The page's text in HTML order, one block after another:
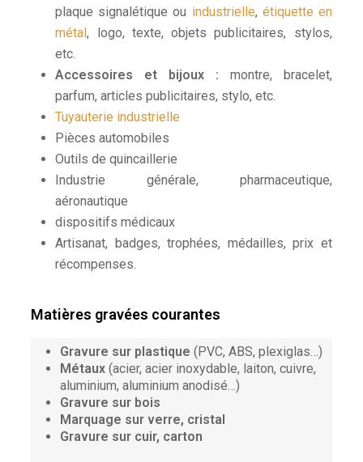
plaque signalétique ou industrielle, étiquette en
métal, logo, texte, objets publicitaires, stylos,
etc.
Accessoires et bijoux : montre, bracelet,
parfum, articles publicitaires, stylo, etc.
Tuyauterie industrielle
Pièces automobiles
Outils de quincaillerie
Industrie générale, pharmaceutique,
aéronautique
dispositifs médicaux
Artisanat, badges, trophées, médailles, prix et
récompenses.
Matières gravées courantes
Gravure sur plastique (PVC, ABS, plexiglas…)
Métaux (acier, acier inoxydable, laiton, cuivre,
aluminium, aluminium anodisé…)
Gravure sur bois
Marquage sur verre, cristal
Gravure sur cuir, carton